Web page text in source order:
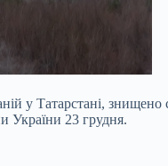
у Татарстані,
України 23 грудня.